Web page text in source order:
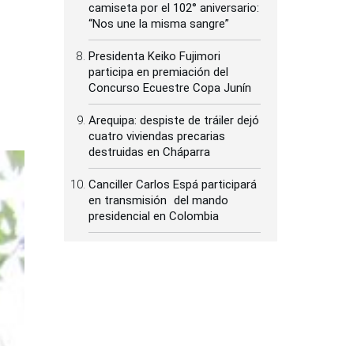
camiseta por el 102° aniversario:
“Nos une la misma sangre”
Presidenta Keiko Fujimori
participa en premiación del
Concurso Ecuestre Copa Junín
Arequipa: despiste de tráiler dejó
cuatro viviendas precarias
destruidas en Cháparra
Canciller Carlos Espá participará
en transmisión del mando
presidencial en Colombia